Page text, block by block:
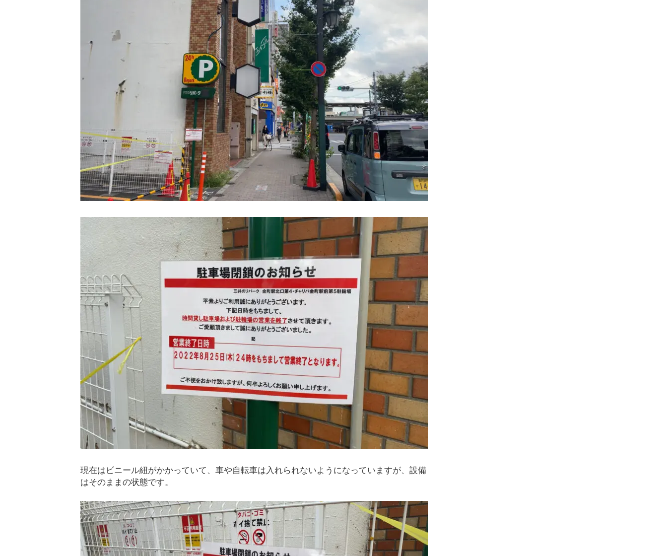
現在はビニール紐がかかっていて、車や自転車は入れられないようになっていますが、設備
はそのままの状態です。